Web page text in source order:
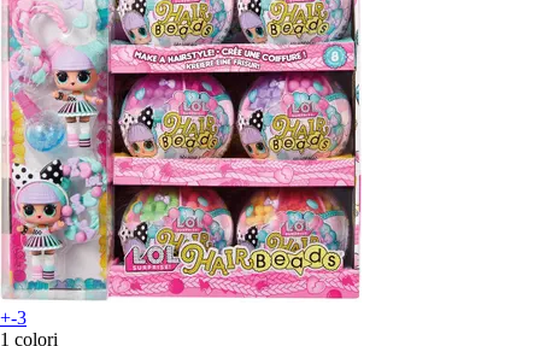
+-3
1 colori